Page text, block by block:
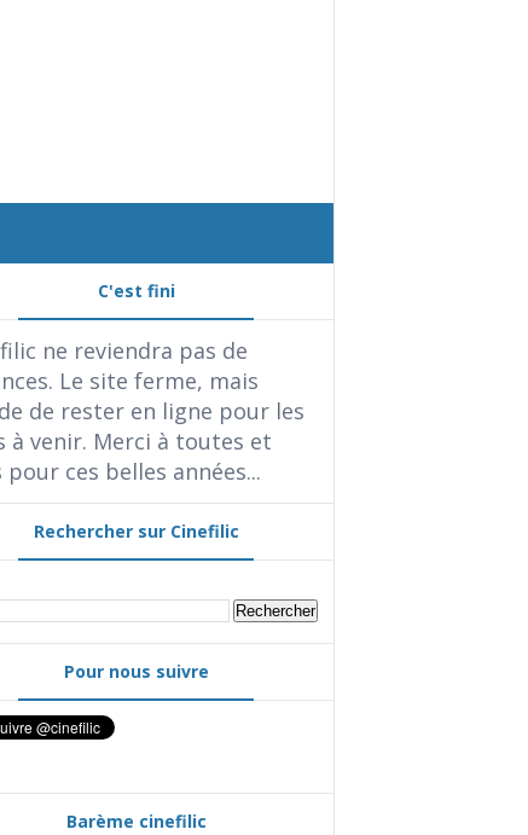
C'est fini
ne reviendra pas de
Le site ferme, mais
de rester en ligne pour les
à venir. Merci à toutes et
pour ces belles années...
Rechercher sur Cinefilic
Pour nous suivre
Barème cinefilic